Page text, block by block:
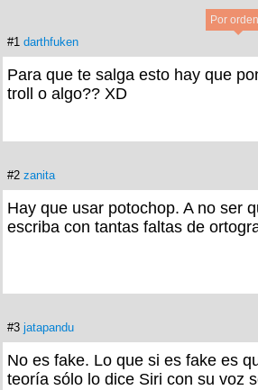
Por
#1 darthfuken
Para que te salga esto hay que
troll o algo?? XD
#2 zanita
Hay que usar potochop. A no ser
escriba con tantas faltas de
#3 jatapandu
No es fake. Lo que si es fake es
teoría sólo lo dice Siri con su voz